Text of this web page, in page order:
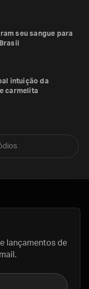
seu sangue para
intuição da
carmelita
lançamentos de